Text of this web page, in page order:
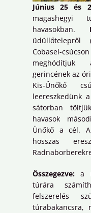
Június 25 és
havasokban.
Cobasel-
meghódítjuk
gerincének az
Kis-Ünőkő
leereszkedünk
sátorban
havasok
Ünőkő a cél. A
hosszas
Összegezve: a
túrára
felszerelés
túrabakancsra,